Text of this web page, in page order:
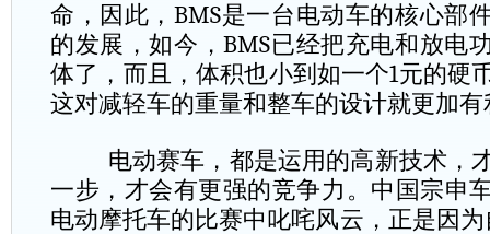
命，因此，BMS是一台电动车的核心部
的发展，如今，BMS已经把充电和放电
体了，而且，体积也小到如一个1元的硬
这对减轻车的重量和整车的设计就更加有
电动赛车，都是运用的高新技术，
一步，才会有更强的竞争力。中国宗申
电动摩托车的比赛中叱咤风云，正是因